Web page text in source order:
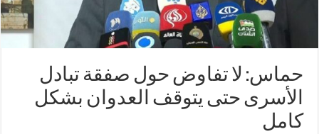
حماس: لا تفاوض حول صفقة تبادل
الأسرى حتى يتوقف العدوان بشكل
كامل